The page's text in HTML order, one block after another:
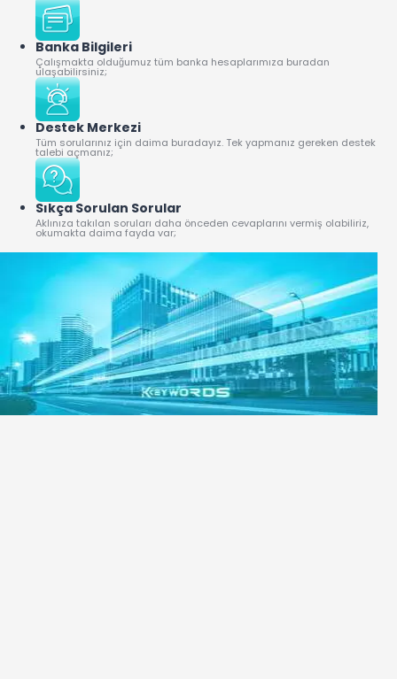
Banka Bilgileri
Çalışmakta olduğumuz tüm banka hesaplarımıza buradan
ulaşabilirsiniz;
Destek Merkezi
Tüm sorularınız için daima buradayız. Tek yapmanız gereken destek
talebi açmanız;
Sıkça Sorulan Sorular
Aklınıza takılan soruları daha önceden cevaplarını vermiş olabiliriz,
okumakta daima fayda var;